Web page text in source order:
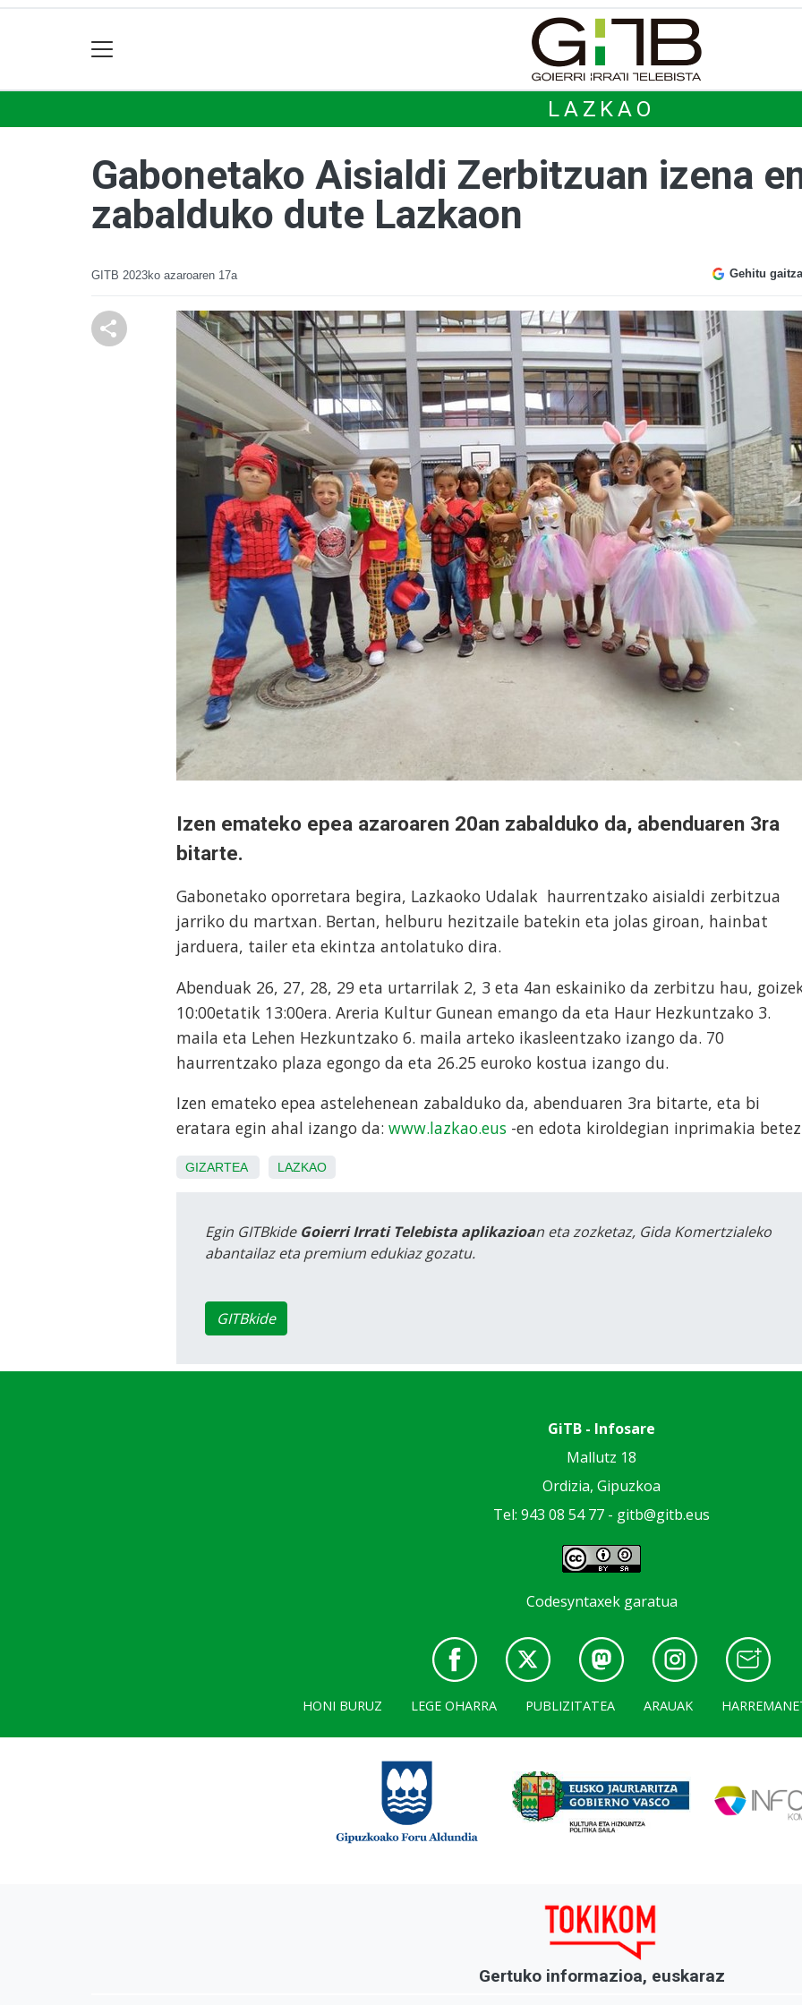
LAZKAO
Gabonetako Aisialdi Zerbitzuan izena
zabalduko dute Lazkaon
GITB 2023ko azaroaren 17a Gehitu
Izen emateko epea azaroaren 20an zabalduko da, abenduaren 3ra
bitarte.
Gabonetako oporretara begira, Lazkaoko Udalak haurrentzako aisialdi zerbitzua
jarriko du martxan. Bertan, helburu hezitzaile batekin eta jolas giroan, hainbat
jarduera, tailer eta ekintza antolatuko dira.
Abenduak 26, 27, 28, 29 eta urtarrilak 2, 3 eta 4an eskainiko da zerbitzu hau,
10:00etatik 13:00era. Areria Kultur Gunean emango da eta Haur Hezkuntzako 3.
maila eta Lehen Hezkuntzako 6. maila arteko ikasleentzako izango da. 70
haurrentzako plaza egongo da eta 26.25 euroko kostua izango du.
Izen emateko epea astelehenean zabalduko da, abenduaren 3ra bitarte, eta bi
eratara egin ahal izango da: www.lazkao.eus -en edota kiroldegian inprimakia
GIZARTEA LAZKAO
Egin GITBkide Goierri Irrati Telebista aplikazioan eta zozketaz, Gida Komertzialeko
abantailaz eta premium edukiaz gozatu.
GITBkide
GiTB - Infosare
Mallutz 18
Ordizia, Gipuzkoa
Tel: 943 08 54 77 - gitb@gitb.eus
Codesyntaxek garatua
HONI BURUZ LEGE OHARRA PUBLIZITATEA ARAUAK
Gertuko informazioa, euskaraz